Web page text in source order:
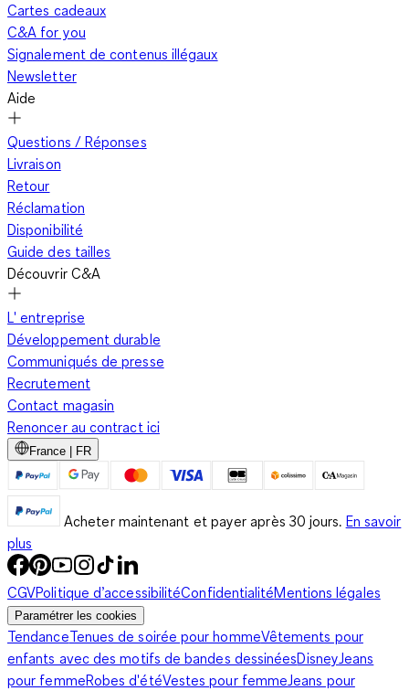
Cartes cadeaux
C&A for you
Signalement de contenus illégaux
Newsletter
Aide
Questions / Réponses
Livraison
Retour
Réclamation
Disponibilité
Guide des tailles
Découvrir C&A
L' entreprise
Développement durable
Communiqués de presse
Recrutement
Contact magasin
Renoncer au contract ici
France | FR
Acheter maintenant et payer après 30 jours. En savoir
plus
CGVPolitique d’accessibilitéConfidentialitéMentions légales
Paramétrer les cookies
TendanceTenues de soirée pour hommeVêtements pour
enfants avec des motifs de bandes dessinéesDisneyJeans
pour femmeRobes d'étéVestes pour femmeJeans pour